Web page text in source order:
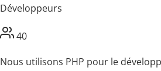
Développeurs
40
Nous utilisons PHP pour le